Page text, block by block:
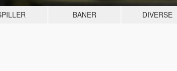
BANER DIVERSE